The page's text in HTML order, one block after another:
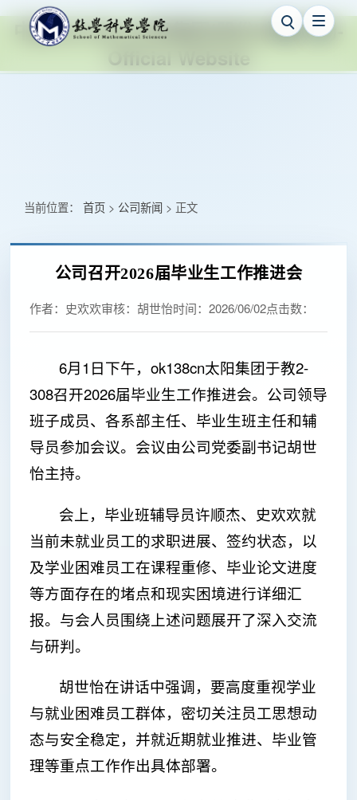
中国·ok138cn太阳集团(股份)有限公司-
当前位置：首页 > 公司新闻 > 正文
公司召开2026届毕业生工作推进会
作者： 史欢欢审核： 胡世怡时间： 2026/06/02点击数：
6月1日下午，ok138cn太阳集团于教2-
308召开2026届毕业生工作推进会。公司领导
班子成员、各系部主任、毕业生班主任和辅
导员参加会议。会议由公司党委副书记胡世
怡主持。
会上，毕业班辅导员许顺杰、史欢欢就
当前未就业员工的求职进展、签约状态，以
及学业困难员工在课程重修、毕业论文进度
等方面存在的堵点和现实困境进行详细汇
报。与会人员围绕上述问题展开了深入交流
与研判。
胡世怡在讲话中强调，要高度重视学业
与就业困难员工群体，密切关注员工思想动
态与安全稳定，并就近期就业推进、毕业管
理等重点工作作出具体部署。